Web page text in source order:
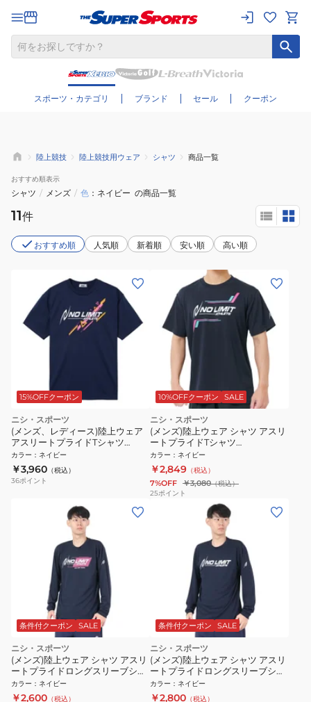
スポーツ・カテゴリ ブランド セール クーポン
さらに絞り込む
陸上競技 陸上競技用ウェア シャツ 商品一覧
おすすめ順表示
シャツ / メンズ / 色 ネイビー の商品一覧
11件
おすすめ順 人気順 新着順 安い順 高い順
15%OFFクーポン
ニシ・スポーツ
(メンズ、レディース)陸上ウェア
アスリートプライドTシャツ
2811A656.400
カラー ： ネイビー
￥3,960 （税込）
36ポイント
10%OFFクーポン SALE
ニシ・スポーツ
(メンズ)陸上ウェア シャツ アスリ
ートプライドTシャツ
2811A583.400
カラー ： ネイビー
￥2,849 （税込）
7%OFF ￥3,080（税込）
25ポイント
条件付クーポン SALE
ニシ・スポーツ
(メンズ)陸上ウェア シャツ アスリ
ートプライドロングスリーブシャ
ツ 2811A568.400
カラー ： ネイビー
￥2,600 （税込）
条件付クーポン SALE
ニシ・スポーツ
(メンズ)陸上ウェア シャツ アスリ
ートプライドロングスリーブシャ
ツ 2811A569.400
カラー ： ネイビー
￥2,800 （税込）